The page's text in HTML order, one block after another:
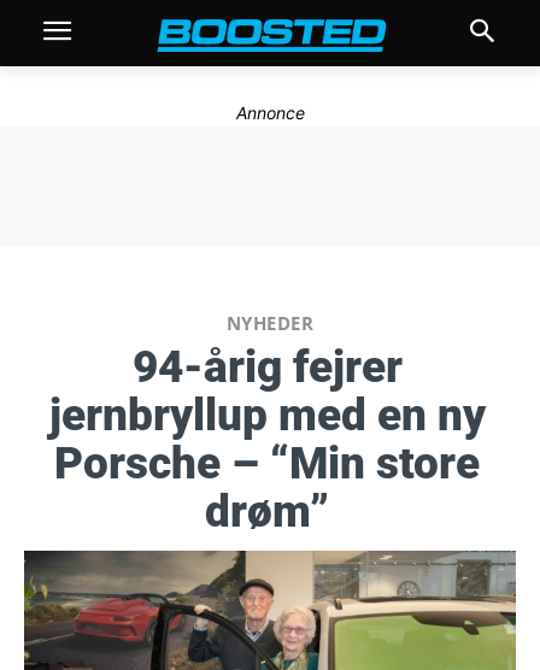
Annonce
NYHEDER
94-årig fejrer
jernbryllup med en ny
Porsche – “Min store
drøm”